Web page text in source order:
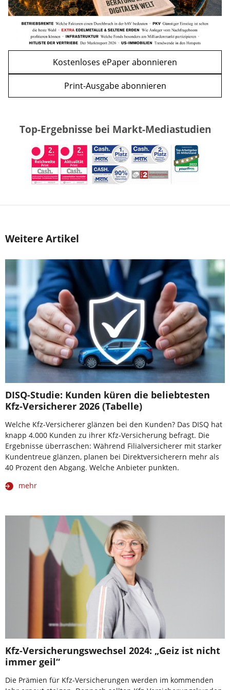
Kostenloses ePaper abonnieren
Print-Ausgabe abonnieren
Top-Ergebnisse bei Markt-Mediastudien
Weitere Artikel
DISQ-Studie: Kunden küren die beliebtesten
Kfz-Versicherer 2026 (Tabelle)
Welche Kfz-Versicherer glänzen bei den Kunden? Das DISQ hat
knapp 4.000 Kunden zu ihrer Kfz-Versicherung befragt. Die
Ergebnisse überraschen: Während Filialversicherer mit starker
Kundentreue glänzen, planen bei Direktversicherern mehr als
40 Prozent den Abgang. Welche Anbieter punkten.
mehr
Kfz-Versicherungswechsel 2024: „Geiz ist nicht
immer geil“
Die Prämien für Kfz-Versicherungen werden im kommenden